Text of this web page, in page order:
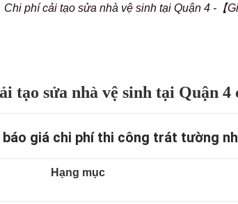
Chi phí cải tạo sửa nhà vệ sinh tại Quận 4 -【
tạo sửa nhà vệ sinh tại Quận 4
báo giá chi phí thi công trát tường
Hạng mục